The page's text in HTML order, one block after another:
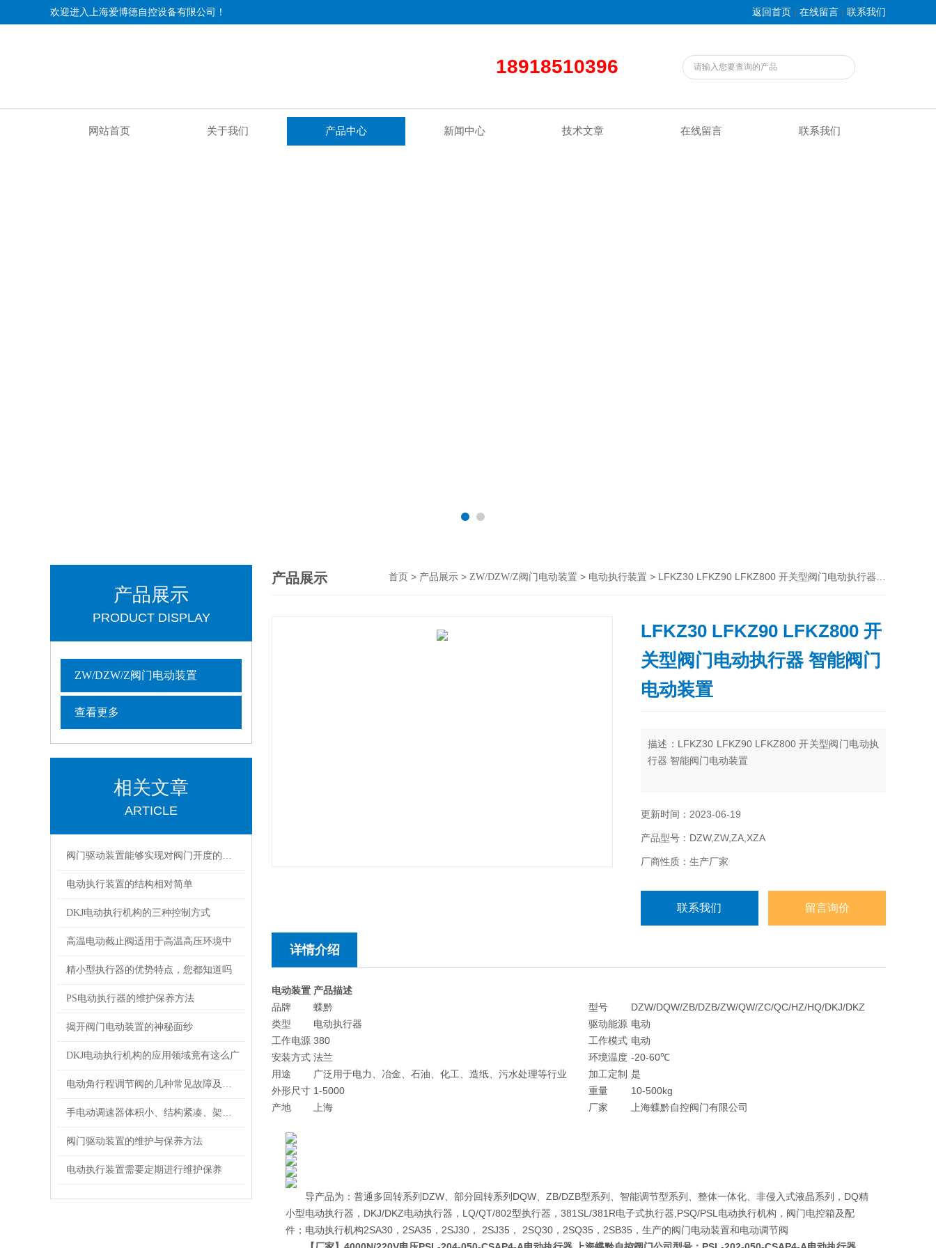
欢迎进入上海爱博德自控设备有限公司！ 返回首页 | 在线留言 | 联系我们
18918510396
网站首页 关于我们 产品中心 新闻中心 技术文章 在线留言 联系我们
产品展示
PRODUCT DISPLAY
ZW/DZW/Z阀门电动装置
查看更多
相关文章
ARTICLE
阀门驱动装置能够实现对阀门开度的准确控制
电动执行装置的结构相对简单
DKJ电动执行机构的三种控制方式
高温电动截止阀适用于高温高压环境中
精小型执行器的优势特点，您都知道吗
PS电动执行器的维护保养方法
揭开阀门电动装置的神秘面纱
DKJ电动执行机构的应用领域竟有这么广
电动角行程调节阀的几种常见故障及处理方法
手电动调速器体积小、结构紧凑、架构合理
阀门驱动装置的维护与保养方法
电动执行装置需要定期进行维护保养
产品展示 首页> 产品展示> ZW/DZW/Z阀门电动装置 > 电动执行装置 > LFKZ30 LFKZ90 LFKZ800 开关型阀门电动执行器 智能阀门电动装置
LFKZ30 LFKZ90 LFKZ800 开
关型阀门电动执行器 智能阀门
电动装置
描述：LFKZ30 LFKZ90 LFKZ800 开关型阀门电动执
行器 智能阀门电动装置
更新时间：2023-06-19
产品型号：DZW,ZW,ZA,XZA
厂商性质：生产厂家
联系我们 留言询价
详情介绍
电动装置 产品描述
品牌
蝶黔 型号
DZW/DQW/ZB/DZB/ZW/QW/ZC/QC/HZ/HQ/DKJ/DKZ
类型
电动执行器 驱动能源 电动
工作电源 380 工作模式 电动
安装方式 法兰 环境温度 -20-60℃
用途
广泛用于电力、冶金、石油、化工、造纸、污水处理等行业 加工定制 是
外形尺寸 1-5000 重量
10-500kg
产地
上海 厂家 上海蝶黔自控阀门有限公司
导产品为：普通多回转系列DZW、部分回转系列DQW、ZB/DZB型系列、智能调节型系列、整体一体化、非侵入式液晶系列，DQ精
小型电动执行器，DKJ/DKZ电动执行器，LQ/QT/802型执行器，381SL/381R电子式执行器,PSQ/PSL电动执行机构，阀门电控箱及配
件；电动执行机构2SA30，2SA35，2SJ30， 2SJ35， 2SQ30，2SQ35，2SB35，生产的阀门电动装置和电动调节阀